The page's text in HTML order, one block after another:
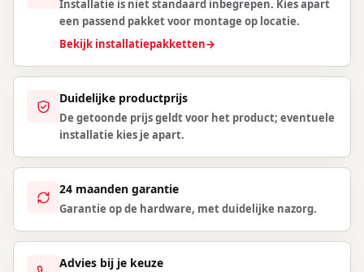
Installatie is niet standaard inbegrepen. Kies apart
een passend pakket voor montage op locatie.
Bekijk installatiepakketten→
Duidelijke productprijs
De getoonde prijs geldt voor het product; eventuele
installatie kies je apart.
24 maanden garantie
Garantie op de hardware, met duidelijke nazorg.
Advies bij je keuze